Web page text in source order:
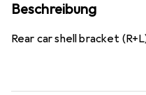
Beschreibung
Rear car shell bracket